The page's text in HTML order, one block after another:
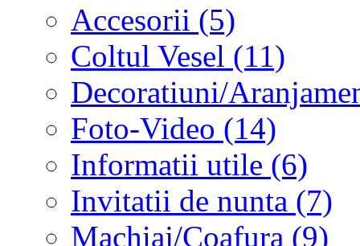
Accesorii (5)
Coltul Vesel (11)
Decoratiuni/
Foto-Video (14)
Informatii utile (6)
Invitatii de nunta (7)
Machiaj/Coafura (9)